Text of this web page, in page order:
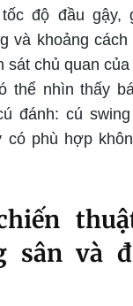
độ đầu gậy,
và khoảng
sát chủ quan
thể nhìn thấy
đánh: cú
có phù hợp
sân và